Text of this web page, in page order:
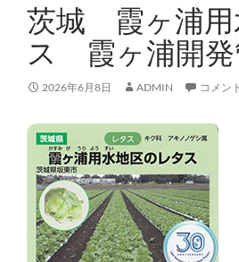
茨城 霞ヶ浦用
ス 霞ヶ浦開発
2026年6月8日 ADMIN コメン